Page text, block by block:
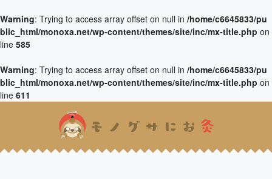
Warning: Trying to access array offset on null in /home/c6645833/pu
blic_html/monoxa.net/wp-content/themes/site/inc/mx-title.php on
line 585
Warning: Trying to access array offset on null in /home/c6645833/pu
blic_html/monoxa.net/wp-content/themes/site/inc/mx-title.php on
line 611